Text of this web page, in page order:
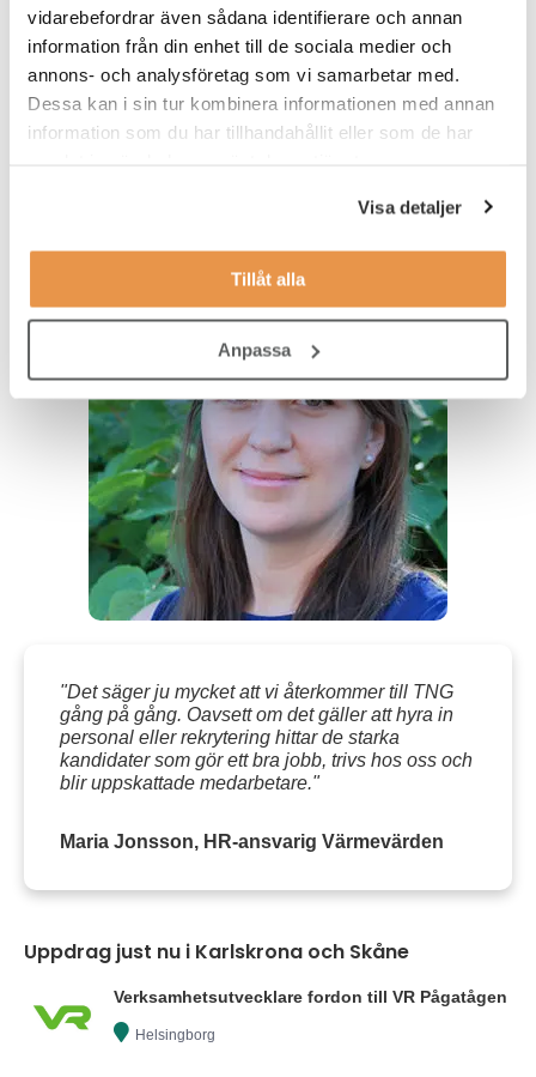
vidarebefordrar även sådana identifierare och annan
information från din enhet till de sociala medier och
annons- och analysföretag som vi samarbetar med.
Dessa kan i sin tur kombinera informationen med annan
information som du har tillhandahållit eller som de har
Visa detaljer
Tillåt alla
Anpassa
"Rekryteringarna går snabbt och effektivt och jag
upplever att vi kortat ner alla led som riskerar att
sinka processen."
Jimmy Grönlund, Global Head of Customer
Support & Service, Kamstrup
"Det säger ju mycket att vi återkommer till TNG
gång på gång. Oavsett om det gäller att hyra in
personal eller rekrytering hittar de starka
kandidater som gör ett bra jobb, trivs hos oss och
blir uppskattade medarbetare."
Maria Jonsson, HR-ansvarig Värmevärden
Uppdrag just nu i Karlskrona och Skåne
Verksamhetsutvecklare fordon till VR Pågatågen
Helsingborg